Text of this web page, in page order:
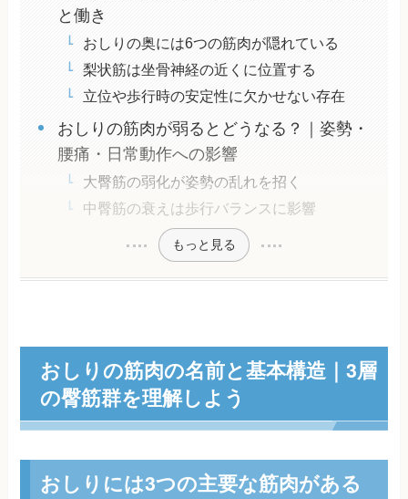
と働き
おしりの奥には6つの筋肉が隠れている
梨状筋は坐骨神経の近くに位置する
立位や歩行時の安定性に欠かせない存在
おしりの筋肉が弱るとどうなる？｜姿勢・
腰痛・日常動作への影響
大臀筋の弱化が姿勢の乱れを招く
中臀筋の衰えは歩行バランスに影響
もっと見る
おしりの筋肉の名前と基本構造｜3層
の臀筋群を理解しよう
おしりには3つの主要な筋肉がある